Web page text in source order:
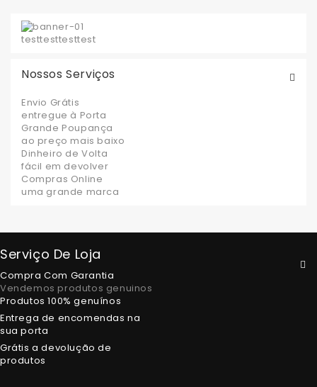
testtesttesttest
Nossos Serviços
Envio Grátis
entregue à Porta
Grande Poupança
ao preço mais baixo
Dinheiro de Volta
fácil em devolver
Compras Online
uma grande marca
Serviço De Loja
Compra Com Garantia
Vendemos produtos genuinos
Produtos 100% genuínos
Entrega de encomendas na
sua porta
Grátis a devolução de
produtos